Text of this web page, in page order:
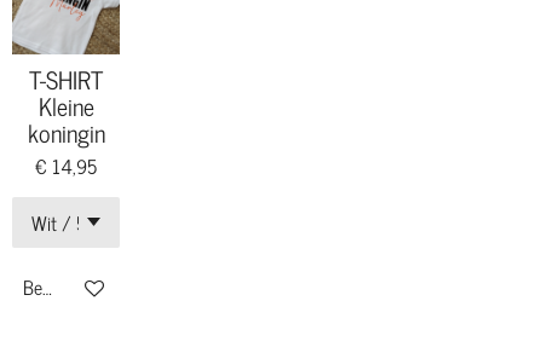
T-SHIRT
Kleine
koningin
€ 14,95
Bekijk details